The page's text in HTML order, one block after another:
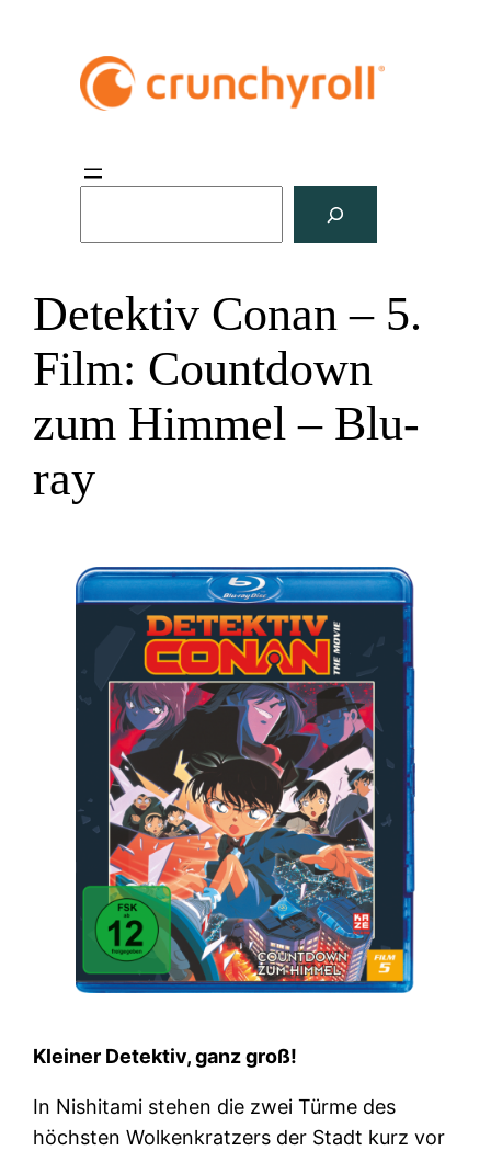
e
n
Detektiv Conan – 5.
Film: Countdown
zum Himmel – Blu-
ray
Kleiner Detektiv, ganz groß!
In Nishitami stehen die zwei Türme des
höchsten Wolkenkratzers der Stadt kurz vor